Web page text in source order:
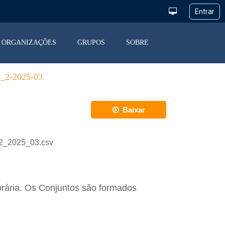
ORGANIZAÇÕES GRUPOS SOBRE
2025-03
Baixar
Os Conjuntos são formados